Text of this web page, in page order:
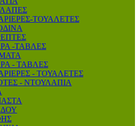
ΤΟΥΑΛΕΤΕΣ
-ΤΑΒΛΕΣ
- ΤΑΒΛΕΣ
- ΤΟΥΑΛΕΤΕΣ
- ΝΤΟΥΛΑΠΙΑ